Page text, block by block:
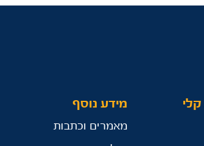
מידע נוסף
מאמרים וכתבות